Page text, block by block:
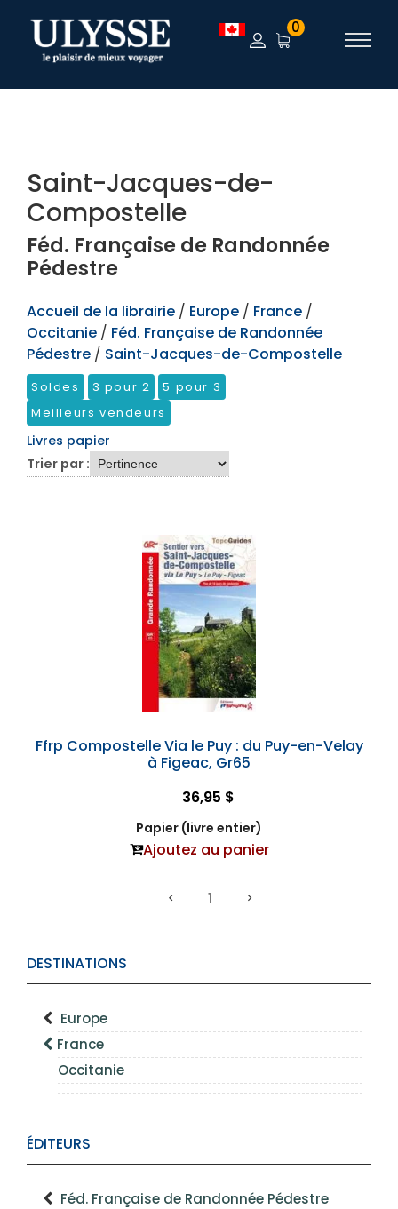
TEST 0
DESTINATIONS
Europe
France
Occitanie
ÉDITEURS
Féd. Française de Randonnée Pédestre
Saint-Jacques-de-
Compostelle
Féd. Française de Randonnée
Pédestre
Accueil de la librairie / Europe / France /
Occitanie / Féd. Française de Randonnée
Pédestre / Saint-Jacques-de-Compostelle
Soldes 3 pour 2
5 pour 3
Meilleurs vendeurs
Livres papier
Trier par :
Ffrp Compostelle Via le Puy : du Puy-en-Velay
à Figeac, Gr65
36,95 $
Papier (livre entier)
Ajoutez au panier
1